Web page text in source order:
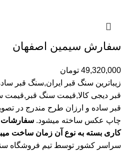
سفارش سیمین اصفهان
49,320,000 تومان
زیباترین سنگ قبر ایران,سنگ قبر
قبر ساده و ارزان طرح مندرج در
چاپ عکس ساخته میشود.
کاری بسته به نوع آن زمان ساخت
سراسر کشور توسط تیم فروشگاه